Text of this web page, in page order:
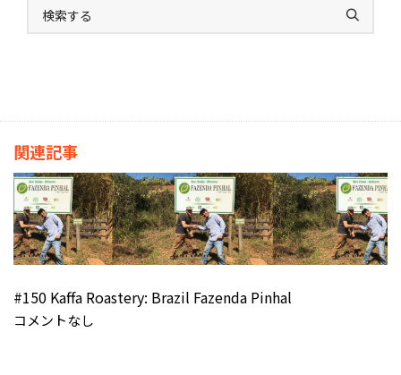
関連記事
#150 Kaffa Roastery: Brazil Fazenda Pinhal
コメントなし